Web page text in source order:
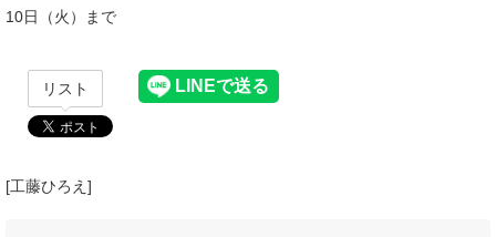
10日（火）まで
リスト
[工藤ひろえ]